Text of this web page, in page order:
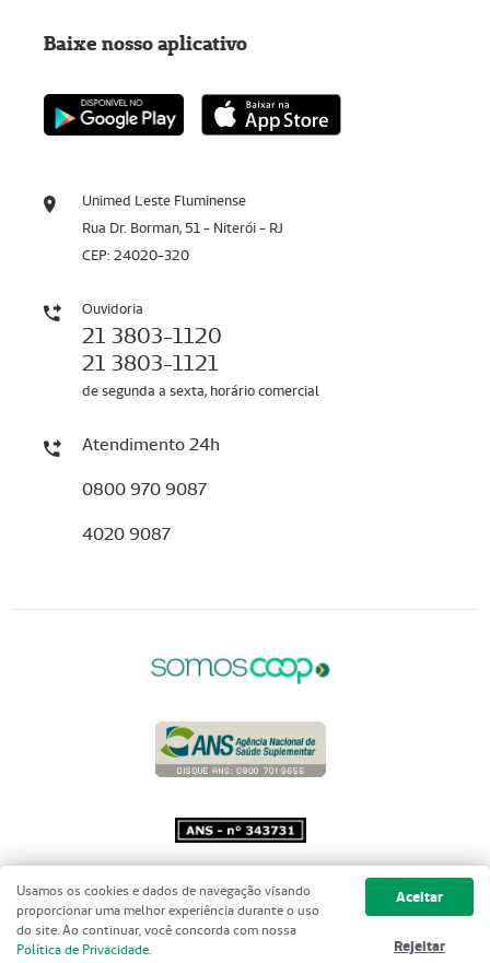
Unimed Leste Fluminense
Rua Dr. Borman, 51 - Niterói - RJ
CEP: 24020-320
Ouvidoria
21 3803-1120
21 3803-1121
de segunda a sexta, horário comercial
Atendimento 24h
0800 970 9087
4020 9087
Baixe nosso aplicativo
Copyright 2001 - 2026 Unimed do
Brasil - Todos os direitos reservados
Usamos os cookies e dados de navegação visando
proporcionar uma melhor experiência durante o uso
do site. Ao continuar, você concorda com nossa
Política de Privacidade.
Aceitar
Rejeitar